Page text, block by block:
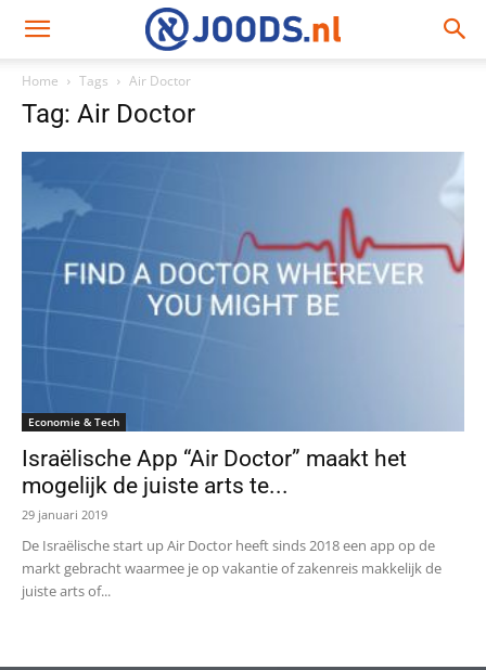
Home Tags Air Doctor
Tag: Air Doctor
Economie & Tech
Israëlische App “Air Doctor” maakt het
mogelijk de juiste arts te...
29 januari 2019
De Israëlische start up Air Doctor heeft sinds 2018 een app op de
markt gebracht waarmee je op vakantie of zakenreis makkelijk de
juiste arts of...